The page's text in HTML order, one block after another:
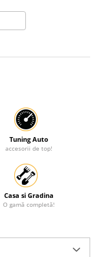
Tuning Auto
accesorii de top!
Casa si Gradina
O gamă completă!